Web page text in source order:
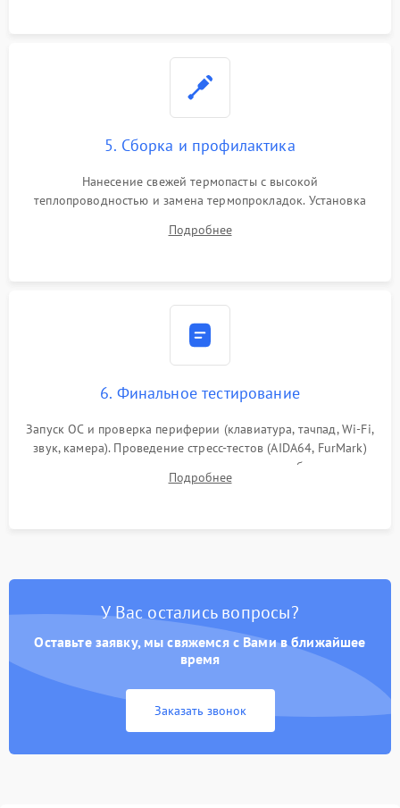
5. Сборка и профилактика
Нанесение свежей термопасты с высокой
теплопроводностью и замена термопрокладок. Установка
шлейфов, модулей памяти и накопителей. Предварительная
Подробнее
6. Финальное тестирование
Запуск ОС и проверка периферии (клавиатура, тачпад, Wi-Fi,
звук, камера). Проведение стресс-тестов (AIDA64, FurMark)
для контроля температурного режима и стабильности
системы под пиковой нагрузкой.
Подробнее
У Вас остались вопросы?
Оставьте заявку, мы свяжемся с Вами в ближайшее
время
Заказать звонок